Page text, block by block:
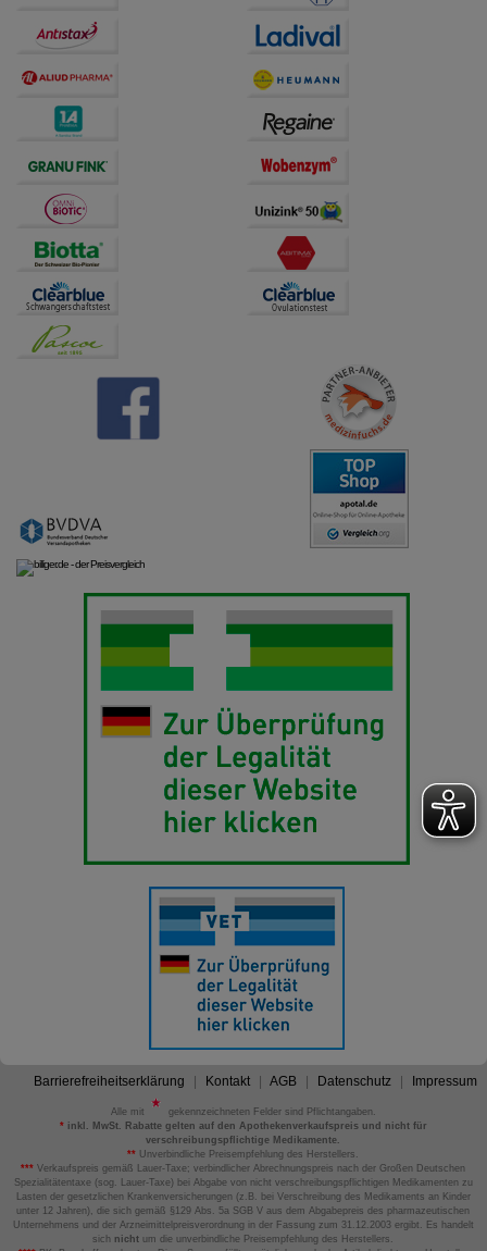
Barrierefreiheitserklärung Kontakt AGB Datenschutz Impressum
Alle mit
gekennzeichneten Felder sind Pflichtangaben.
*inkl. MwSt. Rabatte gelten auf den Apothekenverkaufspreis und nicht für
verschreibungspflichtige Medikamente.
** Unverbindliche Preisempfehlung des Herstellers.
*** Verkaufspreis gemäß Lauer-Taxe; verbindlicher Abrechnungspreis nach der Großen Deutschen
Spezialitätentaxe (sog. Lauer-Taxe) bei Abgabe von nicht verschreibungspflichtigen Medikamenten zu
Lasten der gesetzlichen Krankenversicherungen (z.B. bei Verschreibung des Medikaments an Kinder
unter 12 Jahren), die sich gemäß §129 Abs. 5a SGB V aus dem Abgabepreis des pharmazeutischen
Unternehmens und der Arzneimittelpreisverordnung in der Fassung zum 31.12.2003 ergibt. Es handelt
sich nicht um die unverbindliche Preisempfehlung des Herstellers.